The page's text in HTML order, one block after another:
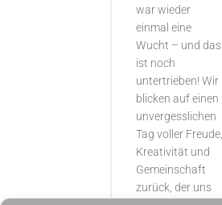
war wieder
einmal eine
Wucht – und das
ist noch
untertrieben! Wir
blicken auf einen
unvergesslichen
Tag voller Freude,
Kreativität und
Gemeinschaft
zurück, der uns